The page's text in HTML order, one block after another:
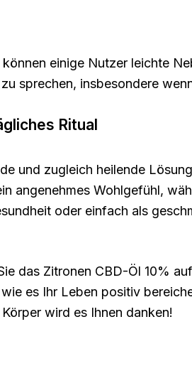
einige Nutzer leichte
sprechen, insbesondere
Ritual
und zugleich heilende
angenehmes Wohlgefühl,
oder einfach als
das Zitronen CBD-Öl 10%
es Ihr Leben positiv
wird es Ihnen danken!